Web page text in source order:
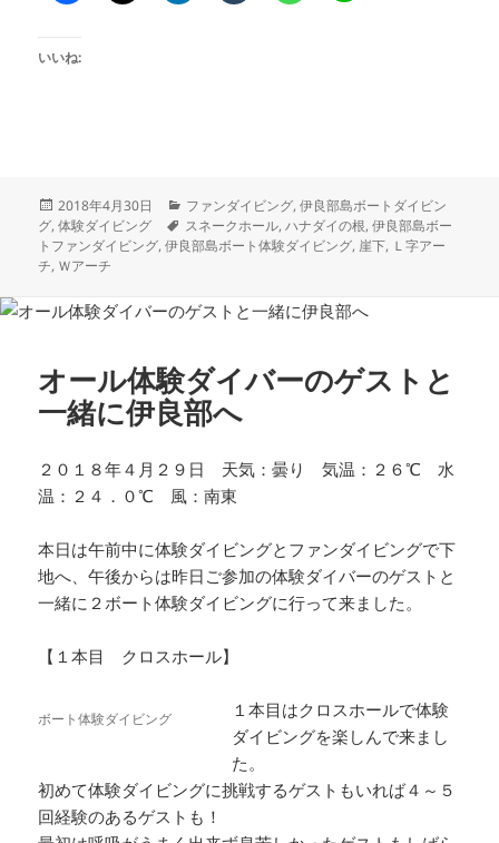
いいね:
投
稿
日:
2018年4月30日
カ
テ
ゴ
ファンダイビング,伊良部島ボートダイビン
グ,体験ダイビング
タ
グ
スネークホール,ハナダイの根,伊良部島ボー
トファンダイビング,伊良部島ボート体験ダイビング,崖下, Ｌ字アー
チ, Ｗアーチ
オール体験ダイバーのゲストと
一緒に伊良部へ
２０１８年４月２９日 天気：曇り 気温：２６℃ 水
温：２４．０℃ 風：南東
本日は午前中に体験ダイビングとファンダイビングで下
地へ、午後からは昨日ご参加の体験ダイバーのゲストと
一緒に２ボート体験ダイビングに行って来ました。
【１本目 クロスホール】
ボート体験ダイビング
１本目はクロスホールで体験
ダイビングを楽しんで来まし
た。
初めて体験ダイビングに挑戦するゲストもいれば４～５
回経験のあるゲストも！